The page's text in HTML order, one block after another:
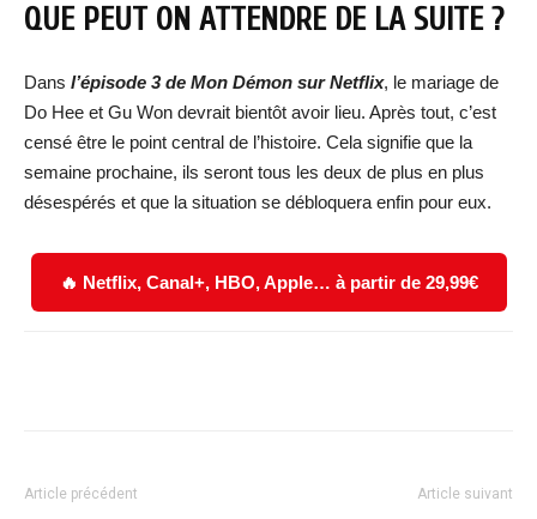
QUE PEUT ON ATTENDRE DE LA SUITE ?
Dans l’épisode 3 de Mon Démon sur Netflix, le mariage de
Do Hee et Gu Won devrait bientôt avoir lieu. Après tout, c’est
censé être le point central de l’histoire. Cela signifie que la
semaine prochaine, ils seront tous les deux de plus en plus
désespérés et que la situation se débloquera enfin pour eux.
🔥 Netflix, Canal+, HBO, Apple… à partir de 29,99€
Article précédent Article suivant